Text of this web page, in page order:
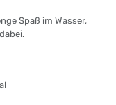
Spaß im Wasser,